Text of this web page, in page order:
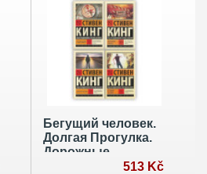
Бегущий человек.
Долгая Прогулка.
Дорожные
513 Kč